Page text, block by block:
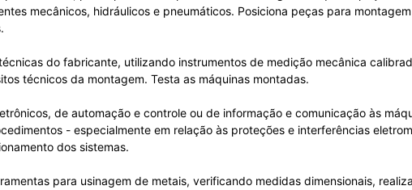
mecânicos, hidráulicos e pneumáticos. Posiciona peças para
do fabricante, utilizando instrumentos de medição mecânica
técnicos da montagem. Testa as máquinas montadas.
de automação e controle ou de informação e comunicação às
- especialmente em relação às proteções e interferências
dos sistemas.
para usinagem de metais, verificando medidas dimensionais,